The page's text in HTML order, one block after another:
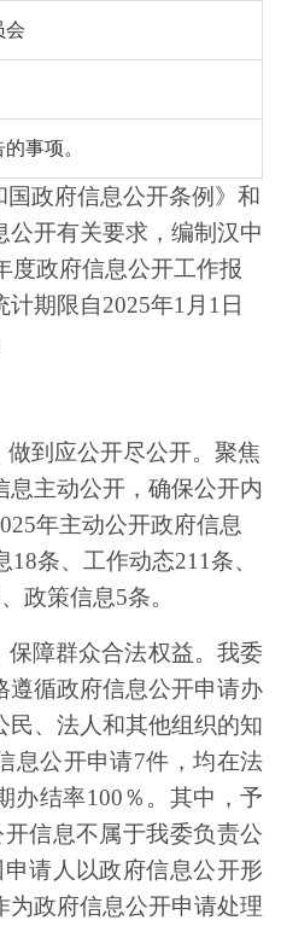
会
事项。
政府信息公开条例》和
公开有关要求 ， 编制汉中
度政府信息公开工作报
计期限自2025年1 月 1 日
到应公开尽公开。 聚焦
主动公开，确保公开内
年主动公开政府信息
18条、 工作动态211条、
政策信息5条。
障群众合法权益。 我委
遵循政府信息公开申请办
民、法人和其他组织的知
息公开申请7件，均在法
办结率100％ 。 其中，予
开信息不属于我委负责公
申请人以政府信息公开形
为政府信息公开申请处理